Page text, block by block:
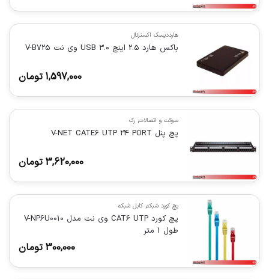
هارددیسک اکسترنال
باکس هارد 2.5 اینچ USB 3.0 وی نت V-B725
1,597,000 تومان
سوکت و اتصالات, رک
پچ پنل V-NET CATE6 UTP 24 PORT
3,620,000 تومان
پچ کورد شبکه, کابل شبکه
پچ کورد CAT6 UTP وی نت مدل V-NP6U0010
طول 1 متر
300,000 تومان